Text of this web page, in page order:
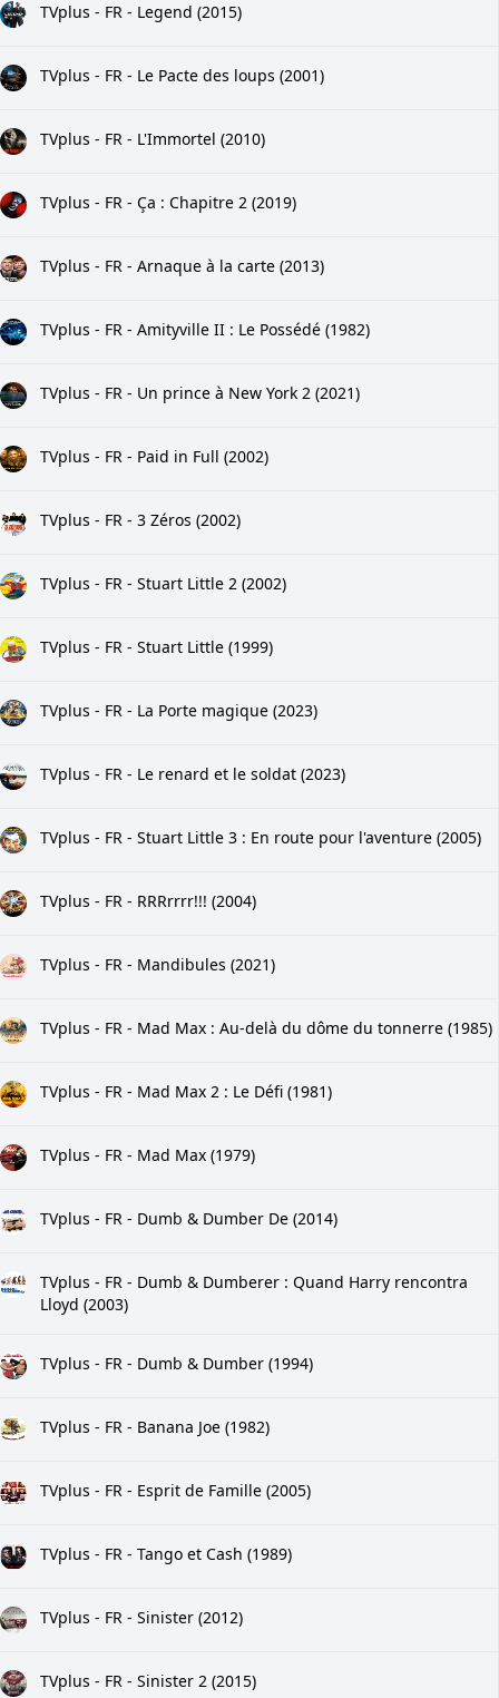
TVplus - FR - Legend (2015)
TVplus - FR - Le Pacte des loups (2001)
TVplus - FR - L'Immortel (2010)
TVplus - FR - Ça : Chapitre 2 (2019)
TVplus - FR - Arnaque à la carte (2013)
TVplus - FR - Amityville II : Le Possédé (1982)
TVplus - FR - Un prince à New York 2 (2021)
TVplus - FR - Paid in Full (2002)
TVplus - FR - 3 Zéros (2002)
TVplus - FR - Stuart Little 2 (2002)
TVplus - FR - Stuart Little (1999)
TVplus - FR - La Porte magique (2023)
TVplus - FR - Le renard et le soldat (2023)
TVplus - FR - Stuart Little 3 : En route pour l'aventure (2005)
TVplus - FR - RRRrrrr!!! (2004)
TVplus - FR - Mandibules (2021)
TVplus - FR - Mad Max : Au-delà du dôme du tonnerre (1985)
TVplus - FR - Mad Max 2 : Le Défi (1981)
TVplus - FR - Mad Max (1979)
TVplus - FR - Dumb & Dumber De (2014)
TVplus - FR - Dumb & Dumberer : Quand Harry rencontra
Lloyd (2003)
TVplus - FR - Dumb & Dumber (1994)
TVplus - FR - Banana Joe (1982)
TVplus - FR - Esprit de Famille (2005)
TVplus - FR - Tango et Cash (1989)
TVplus - FR - Sinister (2012)
TVplus - FR - Sinister 2 (2015)